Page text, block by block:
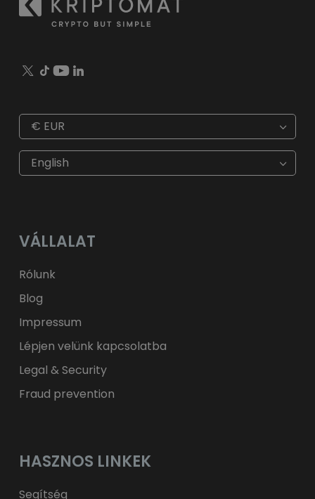
€ EUR
€ EUR
$ USD
ft HUF
zł PLN
kr SEK
fr. CHF
English
VÁLLALAT
Rólunk
Blog
Impressum
Lépjen velünk kapcsolatba
Legal & Security
Fraud prevention
HASZNOS LINKEK
Segítség